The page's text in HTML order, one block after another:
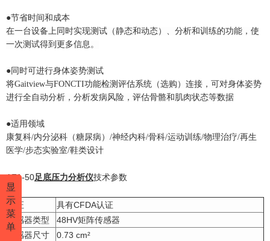
●节省时间和成本
在一台设备上同时实现测试（静态和动态）、分析和训练的功能，使
一次测试得到更多信息。
●同时可进行身体姿势测试
将Gaitview与FONCTI功能检测评估系统（选购）连接，可对身体姿势
进行全自动分析，分析发病风险，评估骨骼和肌肉状态等数据
●适用领域
康复科/内分泌科（糖尿病）/神经内科/骨科/运动训练/物理治疗/再生
医学/步态实验室/鞋类设计
AFA-50足底压力分析仪技术参数
认证
具有CFDA认证
传感器类型
48HV矩阵传感器
传感器尺寸
0.73 cm²
显
示
菜
单